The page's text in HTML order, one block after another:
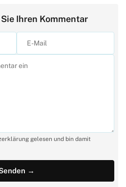
Ihren Kommentar
gelesen und bin damit